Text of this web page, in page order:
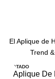
El Aplique de
Trend
AGOTADO
Aplique De